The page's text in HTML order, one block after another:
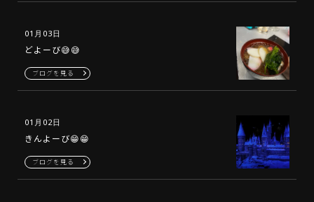
01月03日
どよーび😅😅
ブログを見る
01月02日
きんよーび😁😁
ブログを見る